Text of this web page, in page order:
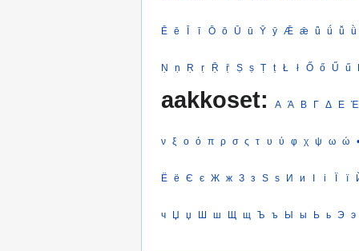
Ē ē Ī ī Ō ō Ū ū Ȳ ȳ Ǣ ǣ ǖ ǘ ǚ ǜ
Ṇ ṇ Ṛ ṛ Ṝ ṝ Ṣ ṣ Ṭ ṭ Ł ł Ő ő Ű ű
aakkoset: Α Ά Β Γ Δ Ε Έ
ν ξ ο ό π ρ σ ς τ υ ύ φ χ ψ ω ώ •
Ё ё Є є Ж ж З з Ѕ ѕ И и І і Ї ї
ч Џ џ Ш ш Щ щ Ъ ъ Ы ы Ь ь Э э